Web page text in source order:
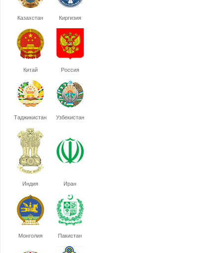
Казахстан Киргизия
Китай Россия
Таджикистан Узбекистан
Индия Иран
Монголия Пакистан